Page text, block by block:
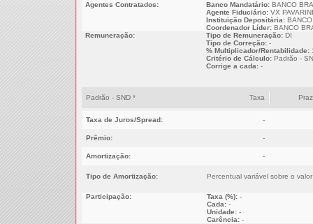
Agentes Contratados:
Banco Mandatário:BANCO
Agente Fiduciário:VX
Instituição Depositária:BANCO
Coordenador Líder:BANCO
Remuneração:
Tipo de Remuneração:DI
Tipo de Correção:-
% Multiplicador/Rentabilidade:
Critério de Cálculo:Padrão -
Corrige a cada:-
Padrão - SND * Taxa
Taxa de Juros/Spread: -
Prêmio: -
Amortização: -
Tipo de Amortização: Percentual variável sobre o
Participação: Taxa (%):-
Cada:-
Unidade:-
Carência:-